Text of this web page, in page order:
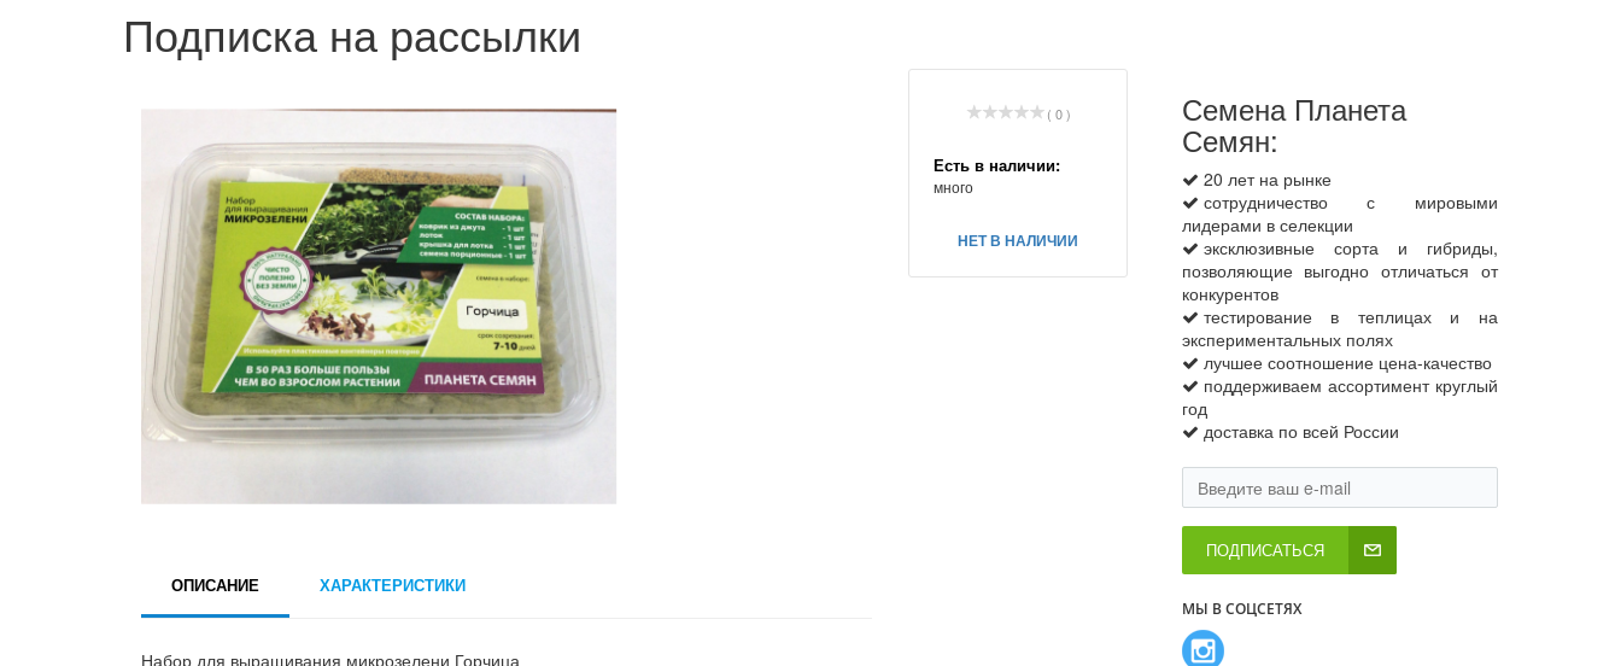
Подписка на рассылки
( 0 )
Есть в наличии:
много
НЕТ В НАЛИЧИИ
ОПИСАНИЕ ХАРАКТЕРИСТИКИ
Набор для выращивания микрозелени Горчица
Семена Планета
Семян:
20 лет на рынке
сотрудничество с мировыми
лидерами в селекции
эксклюзивные сорта и гибриды,
позволяющие выгодно отличаться от
конкурентов
тестирование в теплицах и на
экспериментальных полях
лучшее соотношение цена-качество
поддерживаем ассортимент круглый
год
доставка по всей России
ПОДПИСАТЬСЯ
МЫ В СОЦСЕТЯХ